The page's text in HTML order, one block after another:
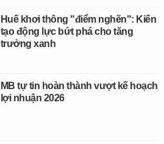
Huế khơi thông "điểm nghẽn": Kiến
tạo động lực bứt phá cho tăng
trưởng xanh
MB tự tin hoàn thành vượt kế hoạch
lợi nhuận 2026